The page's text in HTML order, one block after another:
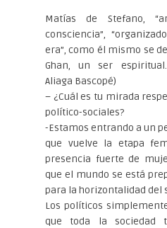
Matías de Stefano,
consciencia”,
era”, como él mismo se
Ghan, un ser
Aliaga Bascopé)
– ¿Cuál es tu mirada
político-sociales?
-Estamos entrando a un
que vuelve la etapa
presencia fuerte de
que el mundo se está
para la horizontalidad del
Los políticos
que toda la sociedad